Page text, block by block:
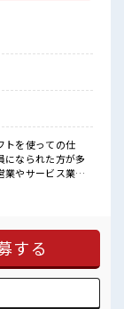
トを使っての仕
になられた方が多
業やサービス業の
扱製品情報】自
向け≫ 高収入を
以上あります♪ ≪
型や髪色自由♪
ずOK♪ ≪自分に向
ば、 担当がしっ
する